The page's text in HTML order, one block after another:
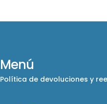
Menú
Política de devoluciones y